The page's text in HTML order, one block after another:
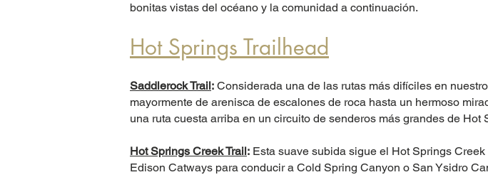
bonitas vistas del océano y la comunidad a continuación.
Hot Springs Trailhead
Saddlerock Trail: Considerada una de las rutas más difíciles en
mayormente de arenisca de escalones de roca hasta un hermoso
una ruta cuesta arriba en un circuito de senderos más grandes de
Hot Springs Creek Trail: Esta suave subida sigue el Hot Springs
Edison Catways para conducir a Cold Spring Canyon o San Ysidro